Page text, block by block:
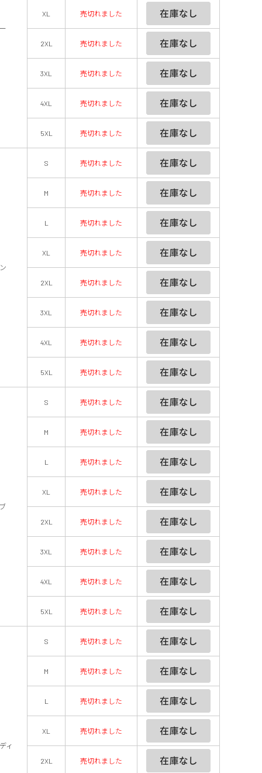
XL 売切れました
2XL 売切れました
3XL 売切れました
4XL 売切れました
5XL 売切れました
S 売切れました
M 売切れました
L 売切れました
XL 売切れました
2XL 売切れました
3XL 売切れました
4XL 売切れました
5XL 売切れました
S 売切れました
M 売切れました
L 売切れました
XL 売切れました
2XL 売切れました
3XL 売切れました
4XL 売切れました
5XL 売切れました
ィ
S 売切れました
M 売切れました
L 売切れました
XL 売切れました
2XL 売切れました